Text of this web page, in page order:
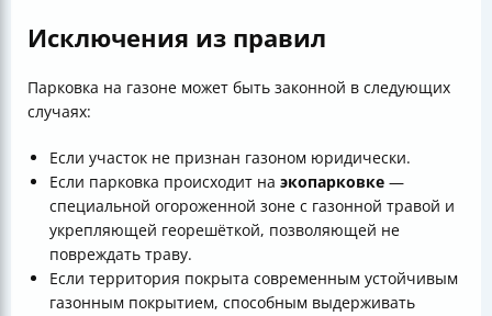
Исключения из правил
Парковка на газоне может быть законной в следующих
случаях:
Если участок не признан газоном юридически.
Если парковка происходит на экопарковке —
специальной огороженной зоне с газонной травой и
укрепляющей георешёткой, позволяющей не
повреждать траву.
Если территория покрыта современным устойчивым
газонным покрытием, способным выдерживать